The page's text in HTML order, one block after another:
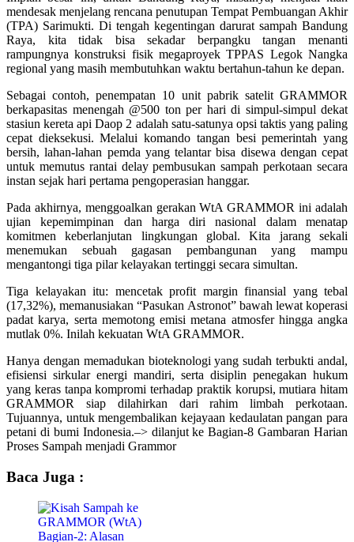
mendesak menjelang rencana penutupan Tempat Pembuangan Akhir
(TPA) Sarimukti. Di tengah kegentingan darurat sampah Bandung
Raya, kita tidak bisa sekadar berpangku tangan menanti
rampungnya konstruksi fisik megaproyek TPPAS Legok Nangka
regional yang masih membutuhkan waktu bertahun-tahun ke depan.
Sebagai contoh, penempatan 10 unit pabrik satelit GRAMMOR
berkapasitas menengah @500 ton per hari di simpul-simpul dekat
stasiun kereta api Daop 2 adalah satu-satunya opsi taktis yang paling
cepat dieksekusi. Melalui komando tangan besi pemerintah yang
bersih, lahan-lahan pemda yang telantar bisa disewa dengan cepat
untuk memutus rantai delay pembusukan sampah perkotaan secara
instan sejak hari pertama pengoperasian hanggar.
Pada akhirnya, menggoalkan gerakan WtA GRAMMOR ini adalah
ujian kepemimpinan dan harga diri nasional dalam menatap
komitmen keberlanjutan lingkungan global. Kita jarang sekali
menemukan sebuah gagasan pembangunan yang mampu
mengantongi tiga pilar kelayakan tertinggi secara simultan.
Tiga kelayakan itu: mencetak profit margin finansial yang tebal
(17,32%), memanusiakan “Pasukan Astronot” bawah lewat koperasi
padat karya, serta memotong emisi metana atmosfer hingga angka
mutlak 0%. Inilah kekuatan WtA GRAMMOR.
Hanya dengan memadukan bioteknologi yang sudah terbukti andal,
efisiensi sirkular energi mandiri, serta disiplin penegakan hukum
yang keras tanpa kompromi terhadap praktik korupsi, mutiara hitam
GRAMMOR siap dilahirkan dari rahim limbah perkotaan.
Tujuannya, untuk mengembalikan kejayaan kedaulatan pangan para
petani di bumi Indonesia.–> dilanjut ke Bagian-8 Gambaran Harian
Proses Sampah menjadi Grammor
Baca Juga :